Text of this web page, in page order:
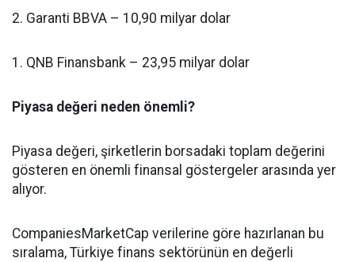
2. Garanti BBVA – 10,90 milyar dolar
1. QNB Finansbank – 23,95 milyar dolar
Piyasa değeri neden önemli?
Piyasa değeri, şirketlerin borsadaki toplam değerini
gösteren en önemli finansal göstergeler arasında yer
alıyor.
CompaniesMarketCap verilerine göre hazırlanan bu
sıralama, Türkiye finans sektörünün en değerli